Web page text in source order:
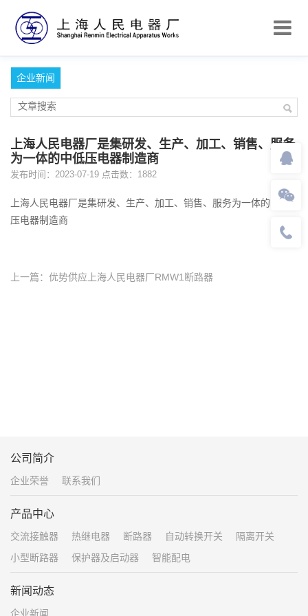
企业新闻
上海人民电器厂是集研发、生产、加工、销售、服务
为一体的中低压电器制造商
发布时间：2023-07-19 点击数：1882
上海人民电器厂是集研发、生产、加工、销售、服务为一体的中低
压电器制造商
上一篇： 优势供应上海人民电器厂RMW1断路器
公司简介
企业荣誉 联系我们
产品中心
交流接触器 热继电器 断路器 自动转换开关
隔离开关
小型断路器
保护器及启动器 智能配电
新闻动态
企业新闻